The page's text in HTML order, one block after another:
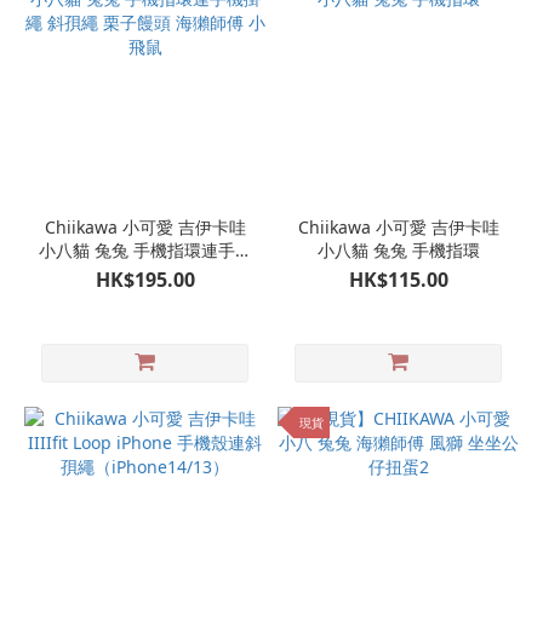
Chiikawa 小可愛 吉伊卡哇
小八貓 兔兔 手機指環連手機
掛繩 斜孭繩 栗子饅頭 海獺
師傅 小飛鼠
HK$195.00
Chiikawa 小可愛 吉伊卡哇
小八貓 兔兔 手機指環
HK$115.00
現貨